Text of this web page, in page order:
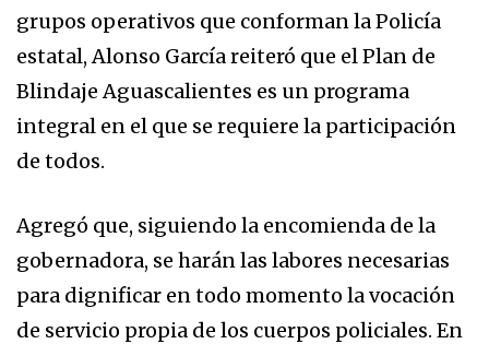
grupos operativos que conforman la Policía
estatal, Alonso García reiteró que el Plan de
Blindaje Aguascalientes es un programa
integral en el que se requiere la participación
de todos.
Agregó que, siguiendo la encomienda de la
gobernadora, se harán las labores necesarias
para dignificar en todo momento la vocación
de servicio propia de los cuerpos policiales. En